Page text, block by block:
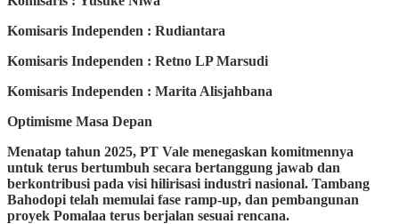
Komisaris Independen : Rudiantara
Komisaris Independen : Retno LP Marsudi
Komisaris Independen : Marita Alisjahbana
Optimisme Masa Depan
Menatap tahun 2025, PT Vale menegaskan komitmennya
untuk terus bertumbuh secara bertanggung jawab dan
berkontribusi pada visi hilirisasi industri nasional. Tambang
Bahodopi telah memulai fase ramp-up, dan pembangunan
proyek Pomalaa terus berjalan sesuai rencana.